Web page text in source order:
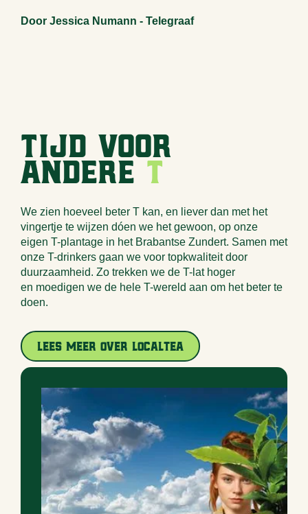
Door Jessica Numann - Telegraaf
Tijd voor
andereT
We zien hoeveel beter T kan, en liever dan met het
vingertje te wijzen dóen we het gewoon, op onze
eigen T-plantage in het Brabantse Zundert. Samen met
onze T-drinkers gaan we voor topkwaliteit door
duurzaamheid. Zo trekken we de T-lat hoger
en moedigen we de hele T-wereld aan om het beter te
doen.
Lees meer over LocalTea